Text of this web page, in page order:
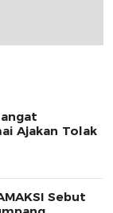
Ajakan Tolak
Sebut